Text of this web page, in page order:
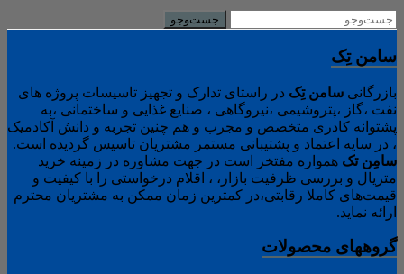
سامن تِک
بازرگانی سامن تِک در راستای تدارک و تجهیز تاسیسات پروژه های
نفت ،گاز ،پتروشیمی ،نیروگاهی ، صنایع غذایی و ساختمانی ،به
پشتوانه کادری متخصص و مجرب و هم چنین تجربه و دانش آکادمیک
، در سایه اعتماد و پشتیبانی مستمر مشتریان تاسیس گردیده است.
سامِن تک همواره مفتخر است در جهت مشاوره در زمینه خرید
متریال و بررسی ظرفیت بازار، ، اقلام درخواستی را با کیفیت و
قیمت‌های کاملا رقابتی،در کمترین زمان ممکن به مشتریان محترم
ارائه نماید.
گروههای محصولات